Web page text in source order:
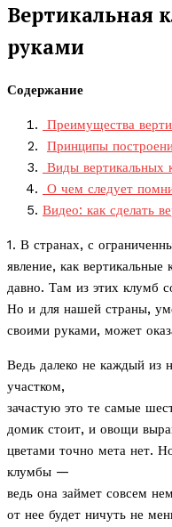
Вертикальная
руками
Содержание
Преимущества
Принципы
Виды вертикальных
О чем следует
Видео: как сделать
1. В странах, с
явление, как
давно. Там из этих клумб
Но и для нашей страны,
своими руками, может
Ведь далеко не каждый из
участком,
зачастую это те самые
домик стоит, и овощи
цветами точно мета нет.
клумбы —
ведь она займет совсем
от нее будет ничуть не